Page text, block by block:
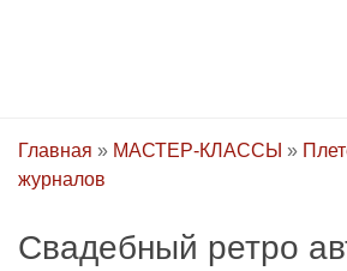
Главная » МАСТЕР-КЛАССЫ »
журналов
Свадебный ретро